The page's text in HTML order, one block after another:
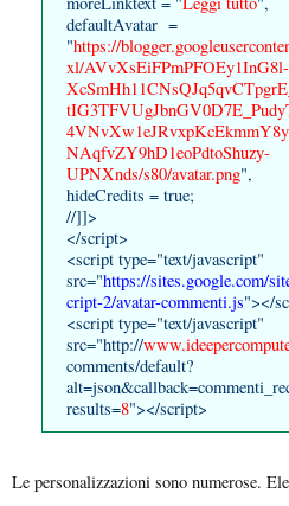
defaultAvatar =
"https://
xl/AVvXsEiFPmPFOEy1InG8l-
NAqfvZY9hD1eoPdtoShuzy-
UPNXnds/s80/avatar.png",
hideCredits = true;
//]]>
</script>
<script type="text/javascript"
src="https://sites.google.com/
cript-2/avatar-commenti.js"></
<script type="text/javascript"
src="http://
comments/default?
results=8"></script>
Le personalizzazioni sono numerose.